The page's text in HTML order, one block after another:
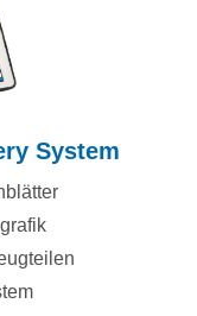
System